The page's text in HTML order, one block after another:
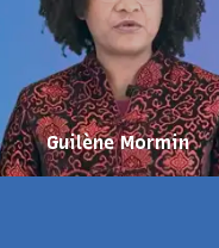
Guilène Mormin